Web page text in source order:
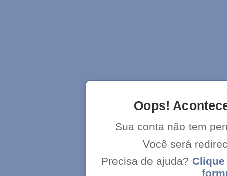
Oops!
Sua conta não tem
Você será
Precisa de ajuda?